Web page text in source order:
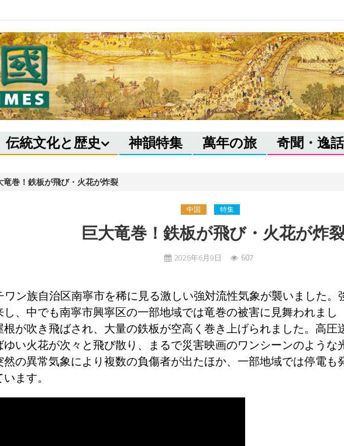
伝統文化と歴史 神韻特集 萬年の旅 奇聞・逸話
竜巻！鉄板が飛び・火花が炸裂
中国 特集
巨大竜巻！鉄板が飛び・火花が炸
2026年6月9日 607
ン族自治区南寧市を稀に見る激しい強対流性気象が襲いました。
、中でも南寧市興寧区の一部地域では竜巻の被害に見舞われまし
が吹き飛ばされ、大量の鉄板が空高く巻き上げられました。高圧
い火花が次々と飛び散り、まるで災害映画のワンシーンのような
の異常気象により複数の負傷者が出たほか、一部地域では停電も
ます。